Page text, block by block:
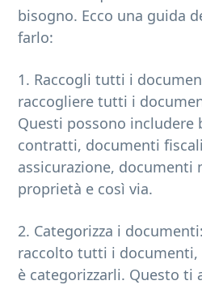
bisogno. Ecco una guida
farlo:
1. Raccogli tutti i
raccogliere tutti i
Questi possono includere
contratti, documenti
assicurazione, documenti
proprietà e così via.
2. Categorizza i
raccolto tutti i documenti,
è categorizzarli. Questo ti